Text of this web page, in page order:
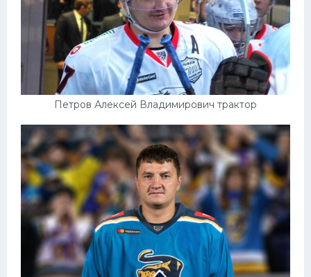
Петров Алексей Владимирович трактор